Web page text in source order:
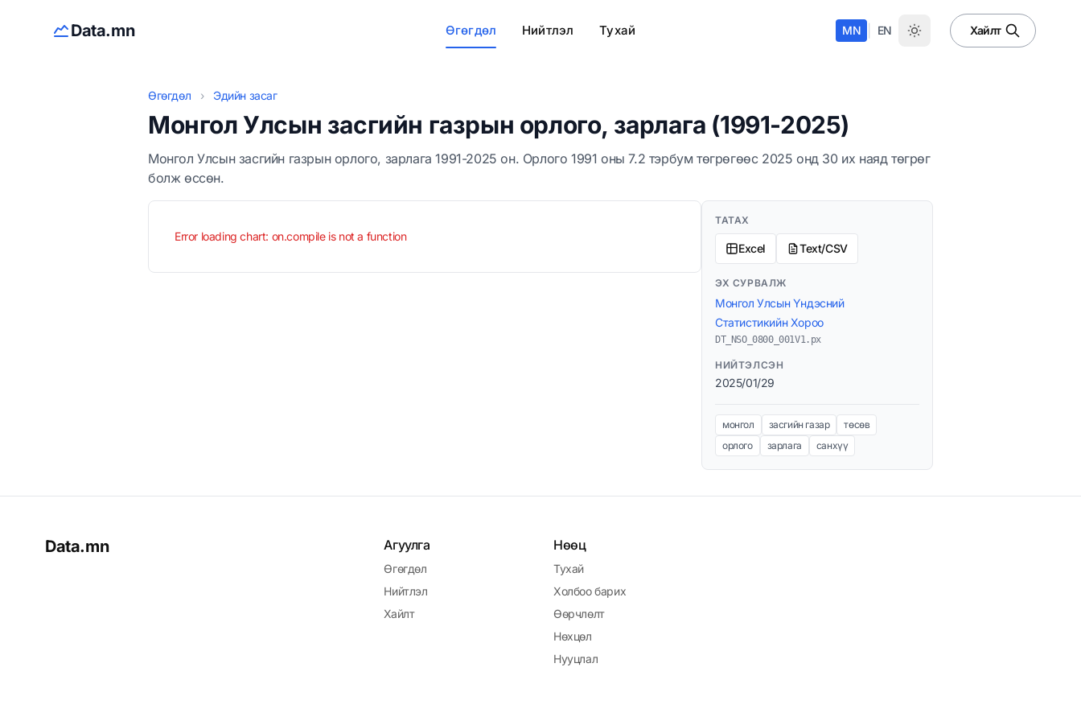
Data.mn Өгөгдөл Нийтлэл Тухай MN EN Хайлт
Өгөгдөл › Эдийн засаг
Монгол Улсын засгийн газрын орлого, зарлага (1991-2025)
Монгол Улсын засгийн газрын орлого, зарлага 1991-2025 он. Орлого 1991 оны 7.2 тэрбум төгрөгөөс 2025 онд 30 их наяд төгрөг
болж өссөн.
Error loading chart: on.compile is not a function
ТАТАХ
Excel Text/CSV
ЭХ СУРВАЛЖ
Монгол Улсын Үндэсний
Статистикийн Хороо
DT_NSO_0800_001V1.px
НИЙТЭЛСЭН
2025/01/29
монгол засгийн газар
төсөв
орлого
зарлага санхүү
Data.mn Агуулга
Өгөгдөл
Нийтлэл
Хайлт
Нөөц
Тухай
Холбоо барих
Өөрчлөлт
Нөхцөл
Нууцлал